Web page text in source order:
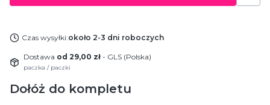
Czas wysyłki:około 2-3 dni roboczych
Dostawa od 29,00 zł - GLS (Polska)
paczka / paczki
Dołóż do kompletu